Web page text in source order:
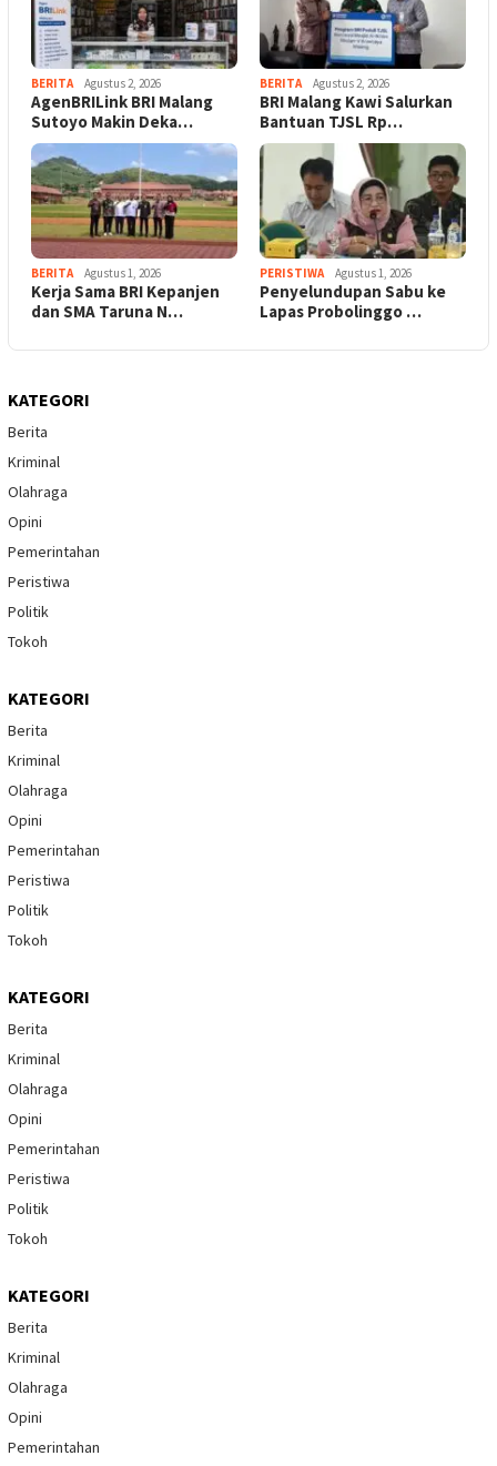
BERITA Agustus 2, 2026
AgenBRILink BRI Malang
Sutoyo Makin Deka…
BERITA Agustus 2, 2026
BRI Malang Kawi Salurkan
Bantuan TJSL Rp…
BERITA Agustus 1, 2026
Kerja Sama BRI Kepanjen
dan SMA Taruna N…
PERISTIWA Agustus 1, 2026
Penyelundupan Sabu ke
Lapas Probolinggo …
KATEGORI
Berita
Kriminal
Olahraga
Opini
Pemerintahan
Peristiwa
Politik
Tokoh
KATEGORI
Berita
Kriminal
Olahraga
Opini
Pemerintahan
Peristiwa
Politik
Tokoh
KATEGORI
Berita
Kriminal
Olahraga
Opini
Pemerintahan
Peristiwa
Politik
Tokoh
KATEGORI
Berita
Kriminal
Olahraga
Opini
Pemerintahan